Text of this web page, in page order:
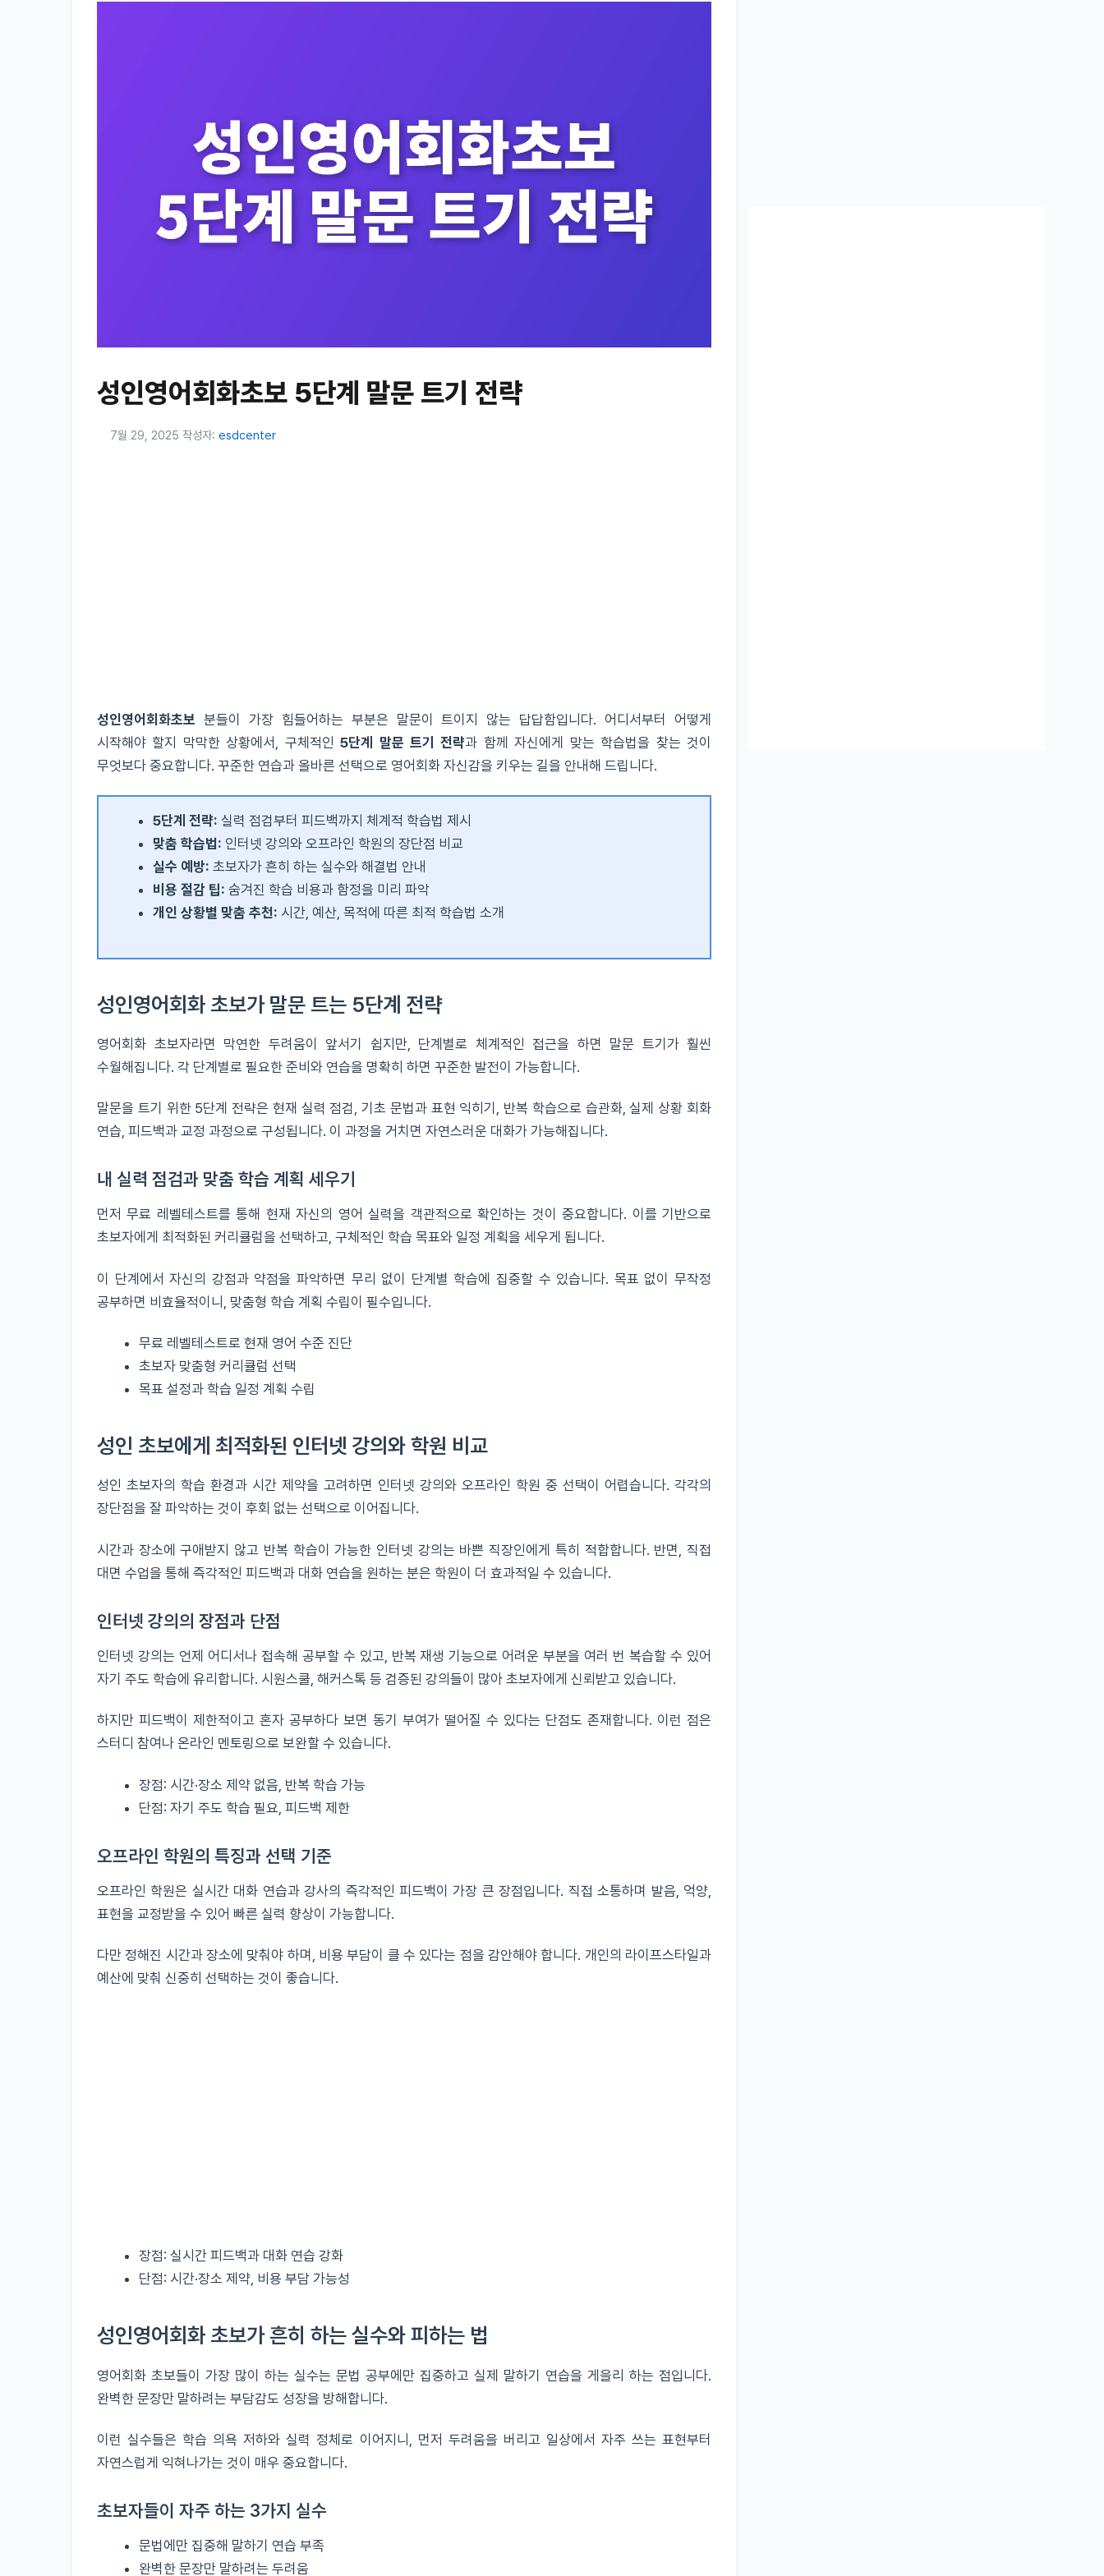
성인영어회화초보 5단계 말문 트기 전략
7월 29, 2025 작성자: esdcenter
성인영어회화초보 분들이 가장 힘들어하는 부분은 말문이 트이지 않는 답답함입니다. 어디서부터 어떻게
시작해야 할지 막막한 상황에서, 구체적인5단계 말문 트기 전략과 함께 자신에게 맞는 학습법을 찾는 것이
무엇보다 중요합니다. 꾸준한 연습과 올바른 선택으로 영어회화 자신감을 키우는 길을 안내해 드립니다.
5단계 전략: 실력 점검부터 피드백까지 체계적 학습법 제시
맞춤 학습법: 인터넷 강의와 오프라인 학원의 장단점 비교
실수 예방: 초보자가 흔히 하는 실수와 해결법 안내
비용 절감 팁: 숨겨진 학습 비용과 함정을 미리 파악
개인 상황별 맞춤 추천: 시간, 예산, 목적에 따른 최적 학습법 소개
성인영어회화 초보가 말문 트는 5단계 전략
영어회화 초보자라면 막연한 두려움이 앞서기 쉽지만, 단계별로 체계적인 접근을 하면 말문 트기가 훨씬
수월해집니다. 각 단계별로 필요한 준비와 연습을 명확히 하면 꾸준한 발전이 가능합니다.
말문을 트기 위한 5단계 전략은 현재 실력 점검, 기초 문법과 표현 익히기, 반복 학습으로 습관화, 실제 상황 회화
연습, 피드백과 교정 과정으로 구성됩니다. 이 과정을 거치면 자연스러운 대화가 가능해집니다.
내 실력 점검과 맞춤 학습 계획 세우기
먼저 무료 레벨테스트를 통해 현재 자신의 영어 실력을 객관적으로 확인하는 것이 중요합니다. 이를 기반으로
초보자에게 최적화된 커리큘럼을 선택하고, 구체적인 학습 목표와 일정 계획을 세우게 됩니다.
이 단계에서 자신의 강점과 약점을 파악하면 무리 없이 단계별 학습에 집중할 수 있습니다. 목표 없이 무작정
공부하면 비효율적이니, 맞춤형 학습 계획 수립이 필수입니다.
무료 레벨테스트로 현재 영어 수준 진단
초보자 맞춤형 커리큘럼 선택
목표 설정과 학습 일정 계획 수립
성인 초보에게 최적화된 인터넷 강의와 학원 비교
성인 초보자의 학습 환경과 시간 제약을 고려하면 인터넷 강의와 오프라인 학원 중 선택이 어렵습니다. 각각의
장단점을 잘 파악하는 것이 후회 없는 선택으로 이어집니다.
시간과 장소에 구애받지 않고 반복 학습이 가능한 인터넷 강의는 바쁜 직장인에게 특히 적합합니다. 반면, 직접
대면 수업을 통해 즉각적인 피드백과 대화 연습을 원하는 분은 학원이 더 효과적일 수 있습니다.
인터넷 강의의 장점과 단점
인터넷 강의는 언제 어디서나 접속해 공부할 수 있고, 반복 재생 기능으로 어려운 부분을 여러 번 복습할 수 있어
자기 주도 학습에 유리합니다. 시원스쿨, 해커스톡 등 검증된 강의들이 많아 초보자에게 신뢰받고 있습니다.
하지만 피드백이 제한적이고 혼자 공부하다 보면 동기 부여가 떨어질 수 있다는 단점도 존재합니다. 이런 점은
스터디 참여나 온라인 멘토링으로 보완할 수 있습니다.
장점: 시간·장소 제약 없음, 반복 학습 가능
단점: 자기 주도 학습 필요, 피드백 제한
오프라인 학원의 특징과 선택 기준
오프라인 학원은 실시간 대화 연습과 강사의 즉각적인 피드백이 가장 큰 장점입니다. 직접 소통하며 발음, 억양,
표현을 교정받을 수 있어 빠른 실력 향상이 가능합니다.
다만 정해진 시간과 장소에 맞춰야 하며, 비용 부담이 클 수 있다는 점을 감안해야 합니다. 개인의 라이프스타일과
예산에 맞춰 신중히 선택하는 것이 좋습니다.
장점: 실시간 피드백과 대화 연습 강화
단점: 시간·장소 제약, 비용 부담 가능성
성인영어회화 초보가 흔히 하는 실수와 피하는 법
영어회화 초보들이 가장 많이 하는 실수는 문법 공부에만 집중하고 실제 말하기 연습을 게을리 하는 점입니다.
완벽한 문장만 말하려는 부담감도 성장을 방해합니다.
이런 실수들은 학습 의욕 저하와 실력 정체로 이어지니, 먼저 두려움을 버리고 일상에서 자주 쓰는 표현부터
자연스럽게 익혀나가는 것이 매우 중요합니다.
초보자들이 자주 하는 3가지 실수
문법에만 집중해 말하기 연습 부족
완벽한 문장만 말하려는 두려움